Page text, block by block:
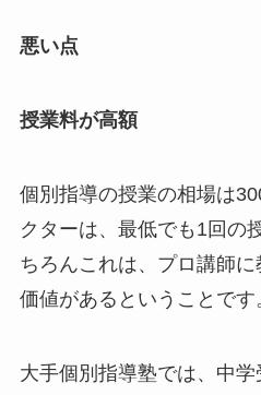
悪い点
授業料が高額
個別指導の授業の相場は
クターは、最低でも1回の
ちろんこれは、プロ講師
価値があるということです
大手個別指導塾では、中